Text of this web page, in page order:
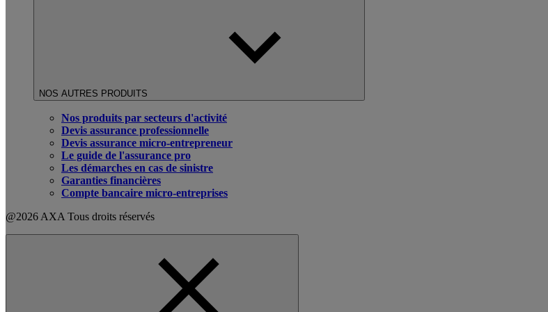
NOS AUTRES PRODUITS
Nos produits par secteurs d'activité
Devis assurance professionnelle
Devis assurance micro-entrepreneur
Le guide de l'assurance pro
Les démarches en cas de sinistre
Garanties financières
Compte bancaire micro-entreprises
@2026 AXA Tous droits réservés